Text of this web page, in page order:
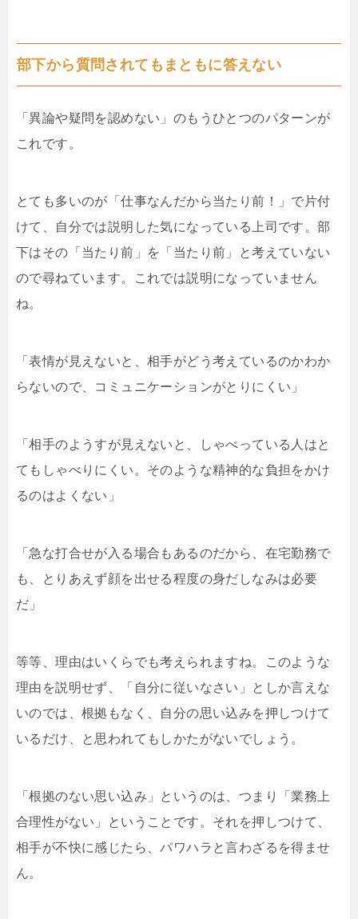
部下から質問されてもまともに答えない
「異論や疑問を認めない」のもうひとつのパターンが
これです。
とても多いのが「仕事なんだから当たり前！」で片付
けて、自分では説明した気になっている上司です。部
下はその「当たり前」を「当たり前」と考えていない
ので尋ねています。これでは説明になっていません
ね。
「表情が見えないと、相手がどう考えているのかわか
らないので、コミュニケーションがとりにくい」
「相手のようすが見えないと、しゃべっている人はと
てもしゃべりにくい。そのような精神的な負担をかけ
るのはよくない」
「急な打合せが入る場合もあるのだから、在宅勤務で
も、とりあえず顔を出せる程度の身だしなみは必要
だ」
等等、理由はいくらでも考えられますね。このような
理由を説明せず、「自分に従いなさい」としか言えな
いのでは、根拠もなく、自分の思い込みを押しつけて
いるだけ、と思われてもしかたがないでしょう。
「根拠のない思い込み」というのは、つまり「業務上
合理性がない」ということです。それを押しつけて、
相手が不快に感じたら、パワハラと言わざるを得ませ
ん。